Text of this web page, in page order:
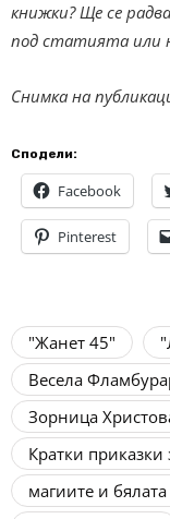
книжки? Ще се
под статията или
Снимка на
Сподели:
Facebook
Pinterest
"Жанет 45"
Весела
Зорница
Кратки
магиите и